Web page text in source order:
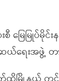
မြေမြုပ်မိုင်
းအဖွဲ့ တာဝ